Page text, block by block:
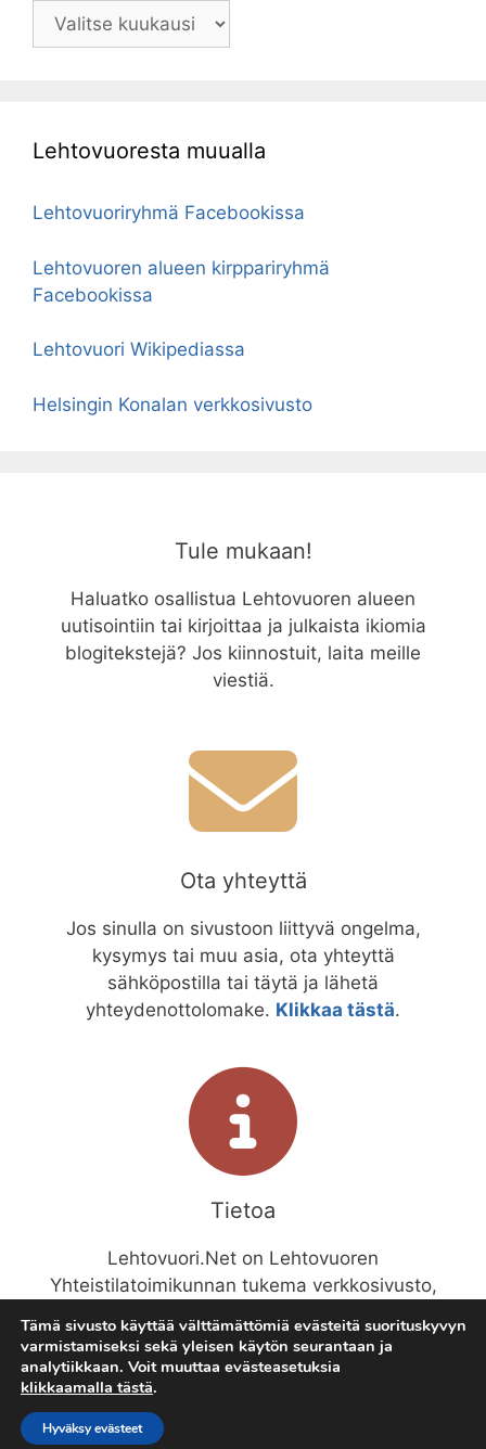
Arkistot
Lehtovuoresta muualla
Lehtovuoriryhmä Facebookissa
Lehtovuoren alueen kirppariryhmä
Facebookissa
Lehtovuori Wikipediassa
Helsingin Konalan verkkosivusto
Tule mukaan!
Haluatko osallistua Lehtovuoren alueen
uutisointiin tai kirjoittaa ja julkaista ikiomia
blogitekstejä? Jos kiinnostuit, laita meille
viestiä.
Ota yhteyttä
Jos sinulla on sivustoon liittyvä ongelma,
kysymys tai muu asia, ota yhteyttä
sähköpostilla tai täytä ja lähetä
yhteydenottolomake. Klikkaa tästä.
Tietoa
Lehtovuori.Net on Lehtovuoren
Yhteistilatoimikunnan tukema verkkosivusto,
alueesta kiinnostuneiden huviksi ja hyödyksi.
© 2026• Lehtovuoren Yhteistilatoimikunta
Tämä sivusto käyttää välttämättömiä evästeitä suorituskyvyn
varmistamiseksi sekä yleisen käytön seurantaan ja
analytiikkaan. Voit muuttaa evästeasetuksia
klikkaamalla tästä.
Hyväksy evästeet